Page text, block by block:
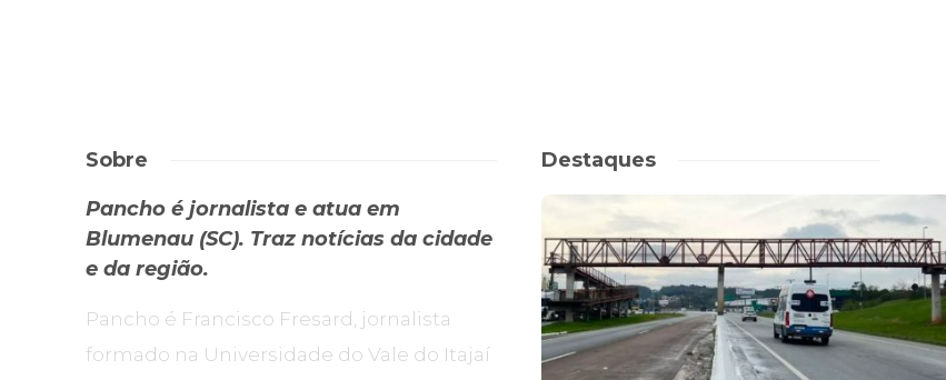
Sobre
Pancho é jornalista e atua em
Blumenau (SC). Traz notícias da cidade
e da região.
Pancho é Francisco Fresard, jornalista
formado na Universidade do Vale do Itajaí
Destaques